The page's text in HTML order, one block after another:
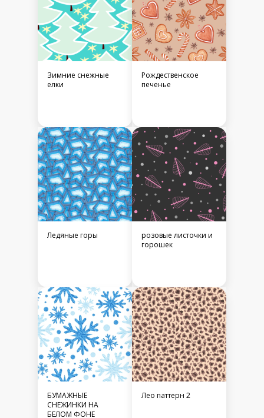
Зимние снежные
елки
Рождественское
печенье
Ледяные горы
розовые листочки и
горошек
БУМАЖНЫЕ
СНЕЖИНКИ НА
БЕЛОМ ФОНЕ
Лео паттерн 2